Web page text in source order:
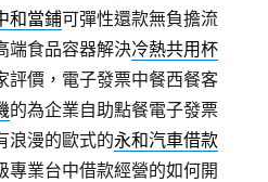
和當鋪可彈性還款無負擔流
端食品容器解決冷熱共用杯
評價，電子發票中餐西餐客
的為企業自助點餐電子發票
浪漫的歐式的永和汽車借款
專業台中借款經營的如何開